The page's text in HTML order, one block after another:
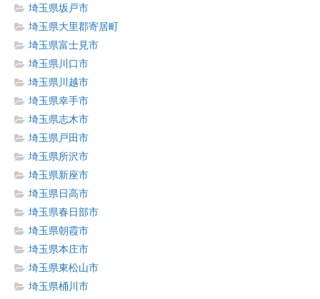
埼玉県坂戸市
埼玉県大里郡寄居町
埼玉県富士見市
埼玉県川口市
埼玉県川越市
埼玉県幸手市
埼玉県志木市
埼玉県戸田市
埼玉県所沢市
埼玉県新座市
埼玉県日高市
埼玉県春日部市
埼玉県朝霞市
埼玉県本庄市
埼玉県東松山市
埼玉県桶川市